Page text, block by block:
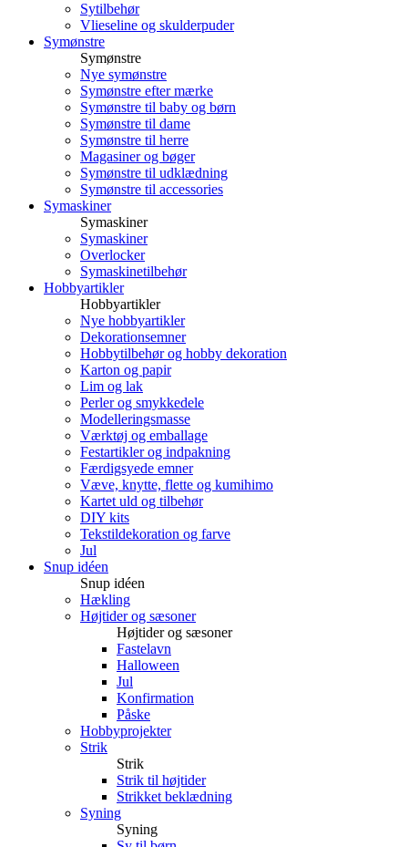
Sytilbehør
Vlieseline og skulderpuder
Symønstre
Symønstre
Nye symønstre
Symønstre efter mærke
Symønstre til baby og børn
Symønstre til dame
Symønstre til herre
Magasiner og bøger
Symønstre til udklædning
Symønstre til accessories
Symaskiner
Symaskiner
Symaskiner
Overlocker
Symaskinetilbehør
Hobbyartikler
Hobbyartikler
Nye hobbyartikler
Dekorationsemner
Hobbytilbehør og hobby dekoration
Karton og papir
Lim og lak
Perler og smykkedele
Modelleringsmasse
Værktøj og emballage
Festartikler og indpakning
Færdigsyede emner
Væve, knytte, flette og kumihimo
Kartet uld og tilbehør
DIY kits
Tekstildekoration og farve
Jul
Snup idéen
Snup idéen
Hækling
Højtider og sæsoner
Højtider og sæsoner
Fastelavn
Halloween
Jul
Konfirmation
Påske
Hobbyprojekter
Strik
Strik
Strik til højtider
Strikket beklædning
Syning
Syning